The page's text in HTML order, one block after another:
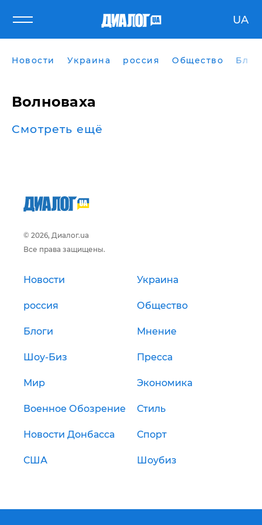
UA
Новости Украина россия Общество
Волноваха
Смотреть ещё
© 2026, Диалог.ua
Все права защищены.
Новости Украина
россия Общество
Блоги Мнение
Шоу-Биз Пресса
Мир Экономика
Военное Обозрение Стиль
Новости Донбасса Спорт
США Шоубиз